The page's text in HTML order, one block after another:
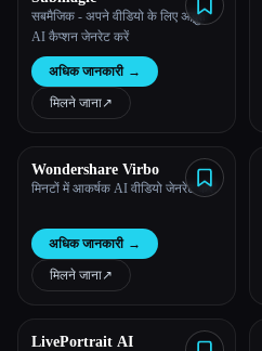
सबमैजिक - अपने वीडियो के लिए अद्भुत
AI कैप्शन जेनरेट करें
अधिक जानकारी →
मिलने जाना↗︎
Wondershare Virbo
मिनटों में आकर्षक AI वीडियो जेनरेट करें!
अधिक जानकारी →
मिलने जाना↗︎
LivePortrait AI